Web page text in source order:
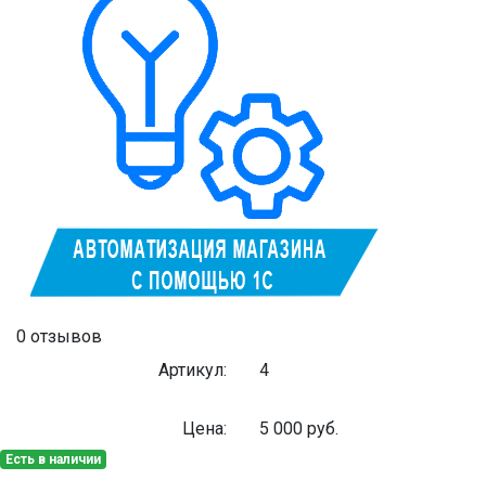
0 отзывов
Артикул:
4
Цена: 5 000 руб.
Есть в наличии